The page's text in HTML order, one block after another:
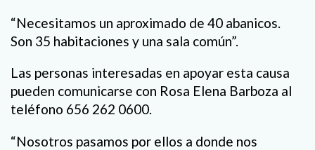
“Necesitamos un aproximado de 40 abanicos.
Son 35 habitaciones y una sala común”.
Las personas interesadas en apoyar esta causa
pueden comunicarse con Rosa Elena Barboza al
teléfono 656 262 0600.
“Nosotros pasamos por ellos a donde nos